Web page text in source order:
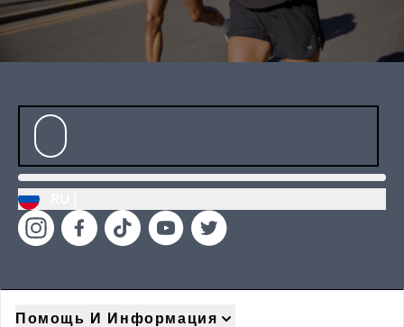
Помощь И Информация